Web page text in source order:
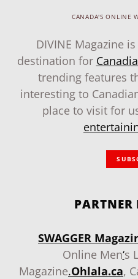
CANADA'S ONLINE
DIVINE Magazine
destination for
trending features
interesting to
place to visit for
PARTNER
SWAGGER
Online Men‘s
Magazine.Ohlala.ca,